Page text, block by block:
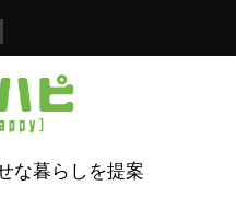
な暮らしを提案